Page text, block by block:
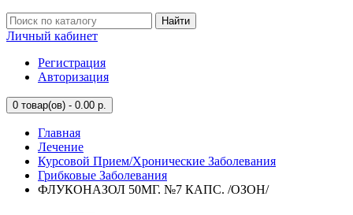
Найти
Личный кабинет
Регистрация
Авторизация
0 товар(ов) - 0.00 р.
Главная
Лечение
Курсовой Прием/Хронические Заболевания
Грибковые Заболевания
ФЛУКОНАЗОЛ 50МГ. №7 КАПС. /ОЗОН/